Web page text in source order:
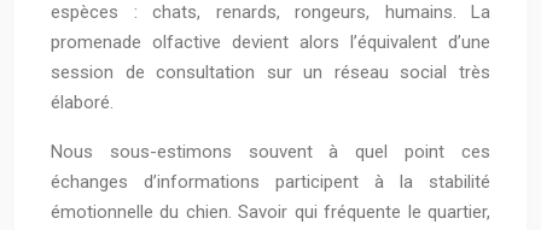
espèces : chats, renards, rongeurs, humains. La
promenade olfactive devient alors l’équivalent d’une
session de consultation sur un réseau social très
élaboré.
Nous sous-estimons souvent à quel point ces
échanges d’informations participent à la stabilité
émotionnelle du chien. Savoir qui fréquente le quartier,